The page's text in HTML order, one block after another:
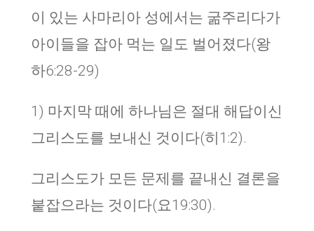
이 있는 사마리아 성에서는 굶주리다가
아이들을 잡아 먹는 일도 벌어졌다(왕
하6:28-29)
1) 마지막 때에 하나님은 절대 해답이신
그리스도를 보내신 것이다(히1:2).
그리스도가 모든 문제를 끝내신 결론을
붙잡으라는 것이다(요19:30).